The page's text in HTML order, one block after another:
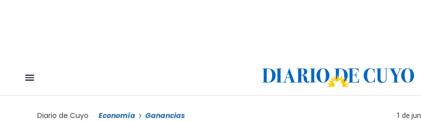
Diario de Cuyo Economía Ganancias 1 de